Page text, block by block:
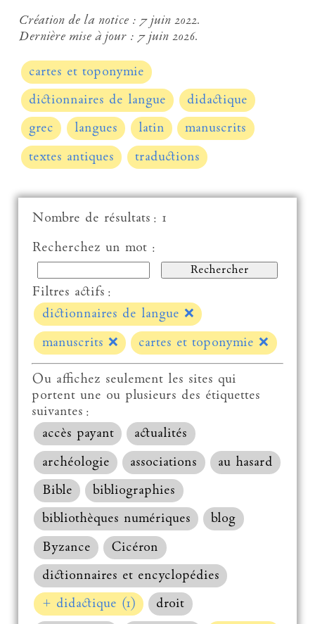
Création de la notice : 7 juin 2022.
Dernière mise à jour : 7 juin 2026.
cartes et toponymie
dictionnaires de langue
didactique
grec
langues latin
manuscrits
textes antiques
traductions
Nombre de résultats : 1
Recherchez un mot :
Filtres actifs :
dictionnaires de langue ❌
manuscrits ❌ cartes et toponymie❌
Ou affichez seulement les sites qui
portent une ou plusieurs des étiquettes
suivantes :
accès payant
actualités
archéologie
associations
au hasard
Bible
bibliographies
bibliothèques numériques
blog
Byzance
Cicéron
dictionnaires et encyclopédies
+ didactique (1)
droit